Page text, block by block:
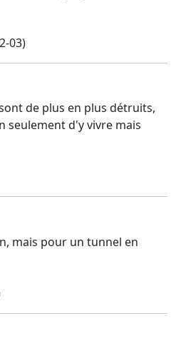
03)
de plus en plus détruits,
seulement d'y vivre mais
mais pour un tunnel en